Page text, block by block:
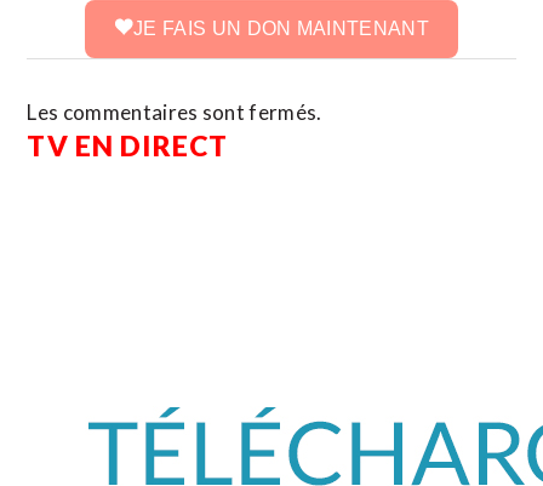
JE FAIS UN DON MAINTENANT
Les commentaires sont fermés.
TV EN DIRECT